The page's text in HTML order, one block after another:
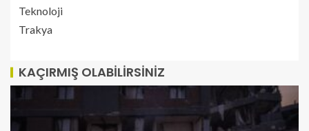
Teknoloji
Trakya
KAÇIRMIŞ OLABILIRSINIZ